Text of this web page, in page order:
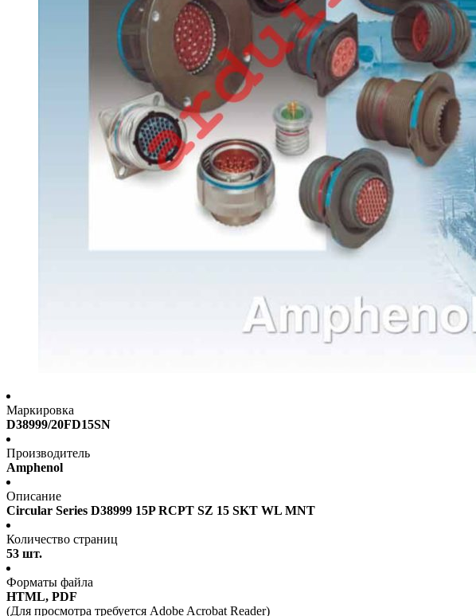
Маркировка
D38999/20FD15SN
Производитель
Amphenol
Описание
Circular Series D38999 15P RCPT SZ 15 SKT WL MNT
Количество страниц
53 шт.
Форматы файла
HTML, PDF
(Для просмотра требуется Adobe Acrobat Reader)